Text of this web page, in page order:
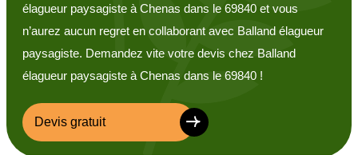
élagueur paysagiste à Chenas dans le 69840 et vous
n’aurez aucun regret en collaborant avec Balland élagueur
paysagiste. Demandez vite votre devis chez Balland
élagueur paysagiste à Chenas dans le 69840 !
Devis gratuit